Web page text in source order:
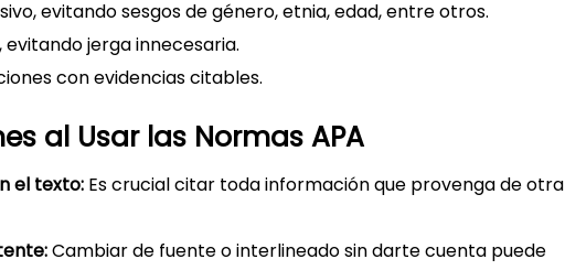
evitando sesgos de género, etnia, edad, entre otros.
jerga innecesaria.
con evidencias citables.
al Usar las Normas APA
el texto: Es crucial citar toda información que provenga de otra
Cambiar de fuente o interlineado sin darte cuenta puede